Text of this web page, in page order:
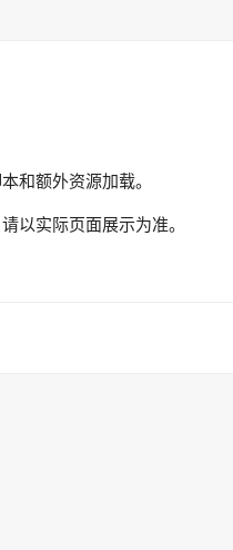
和额外资源加载。
以实际页面展示为准。